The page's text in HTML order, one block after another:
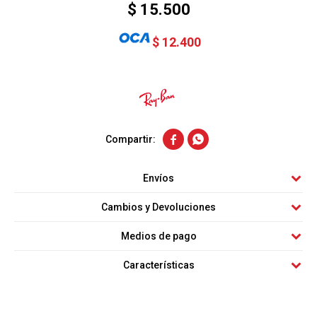
$ 15.500
$ 12.400
 
Envíos
Cambios y Devoluciones
Medios de pago
Características